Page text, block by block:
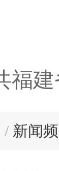
福
/ 新闻